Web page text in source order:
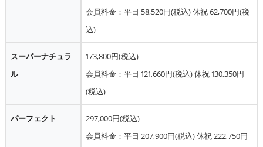
会員料金：平日 58,520円(税込) 休祝 62,700円(税
込)
スーパーナチュラ
ル
173,800円(税込)
会員料金：平日 121,660円(税込) 休祝 130,350円
(税込)
パーフェクト
297,000円(税込)
会員料金：平日 207,900円(税込) 休祝 222,750円